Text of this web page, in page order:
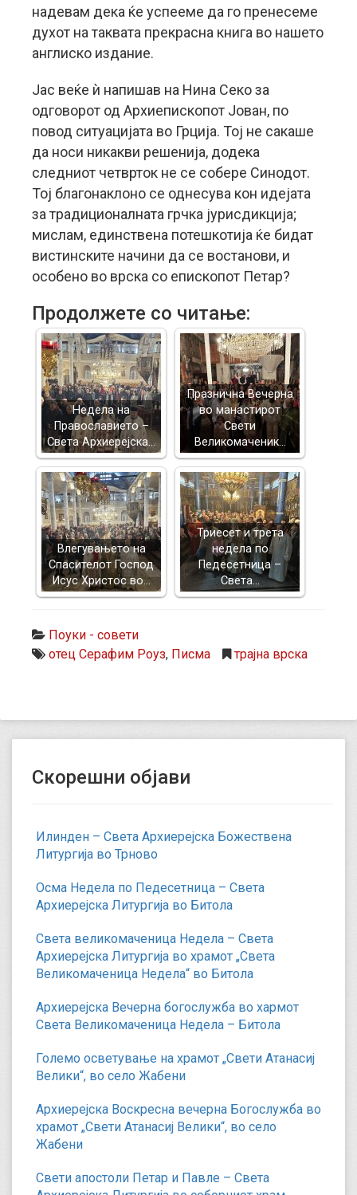
надевам дека ќе успееме да го пренесеме
духот на таквата прекрасна книга во нашето
англиско издание.
Јас веќе ѝ напишав на Нина Секо за
одговорот од Архиепископот Јован, по
повод ситуацијата во Грција. Тој не сакаше
да носи никакви решенија, додека
следниот четврток не се собере Синодот.
Тој благонаклоно се однесува кон идејата
за традиционалната грчка јурисдикција;
мислам, единствена потешкотија ќе бидат
вистинските начини да се востанови, и
особено во врска со епископот Петар?
Продолжете со читање:
Недела на
Православието –
Света Архиерејска…
Празнична Вечерна
во манастирот
Свети
Великомаченик…
Влегувањето на
Спасителот Господ
Исус Христос во…
Триесет и трета
недела по
Педесетница –
Света…
Поуки - совети
отец Серафим Роуз, Писма трајна врска
Скорешни објави
Илинден – Света Архиерејска Божествена
Литургија во Трново
Осма Недела по Педесетница – Света
Архиерејска Литургија во Битола
Света великомаченица Недела – Света
Архиерејска Литургија во храмот „Света
Великомаченица Недела“ во Битола
Архиерејска Вечерна богослужба во хармот
Света Великомаченица Недела – Битола
Големо осветување на храмот „Свети Атанасиј
Велики“, во село Жабени
Архиерејска Воскресна вечерна Богослужба во
храмот „Свети Атанасиј Велики“, во село
Жабени
Свети апостоли Петар и Павле – Света